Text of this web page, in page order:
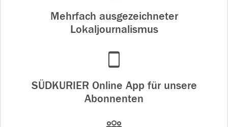
Mehrfach ausgezeichneter
Lokaljournalismus
SÜDKURIER Online App für unsere
Abonnenten